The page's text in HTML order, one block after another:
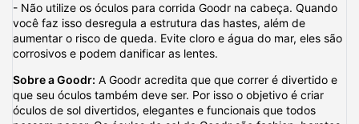
- Não utilize os óculos para corrida Goodr na cabeça. Quando
você faz isso desregula a estrutura das hastes, além de
aumentar o risco de queda. Evite cloro e água do mar, eles são
corrosivos e podem danificar as lentes.
Sobre a Goodr: A Goodr acredita que que correr é divertido e
que seu óculos também deve ser. Por isso o objetivo é criar
óculos de sol divertidos, elegantes e funcionais que todos